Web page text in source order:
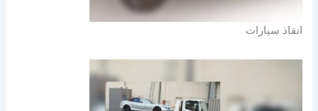
انقاذ سيارات